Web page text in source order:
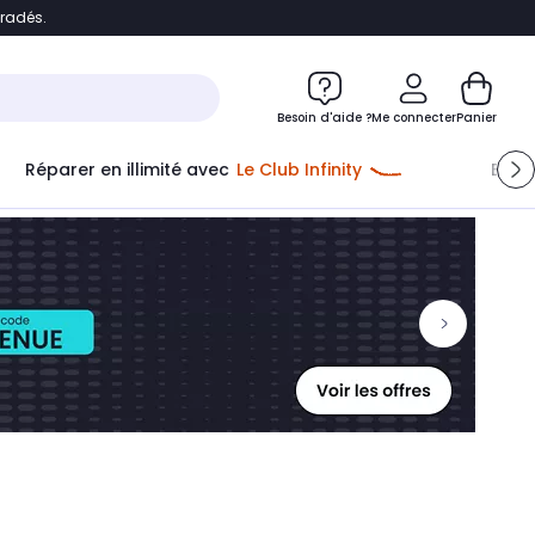
Besoin d'aide ?Me connecterPanier
Réparer en illimité avec Le Club Infinity